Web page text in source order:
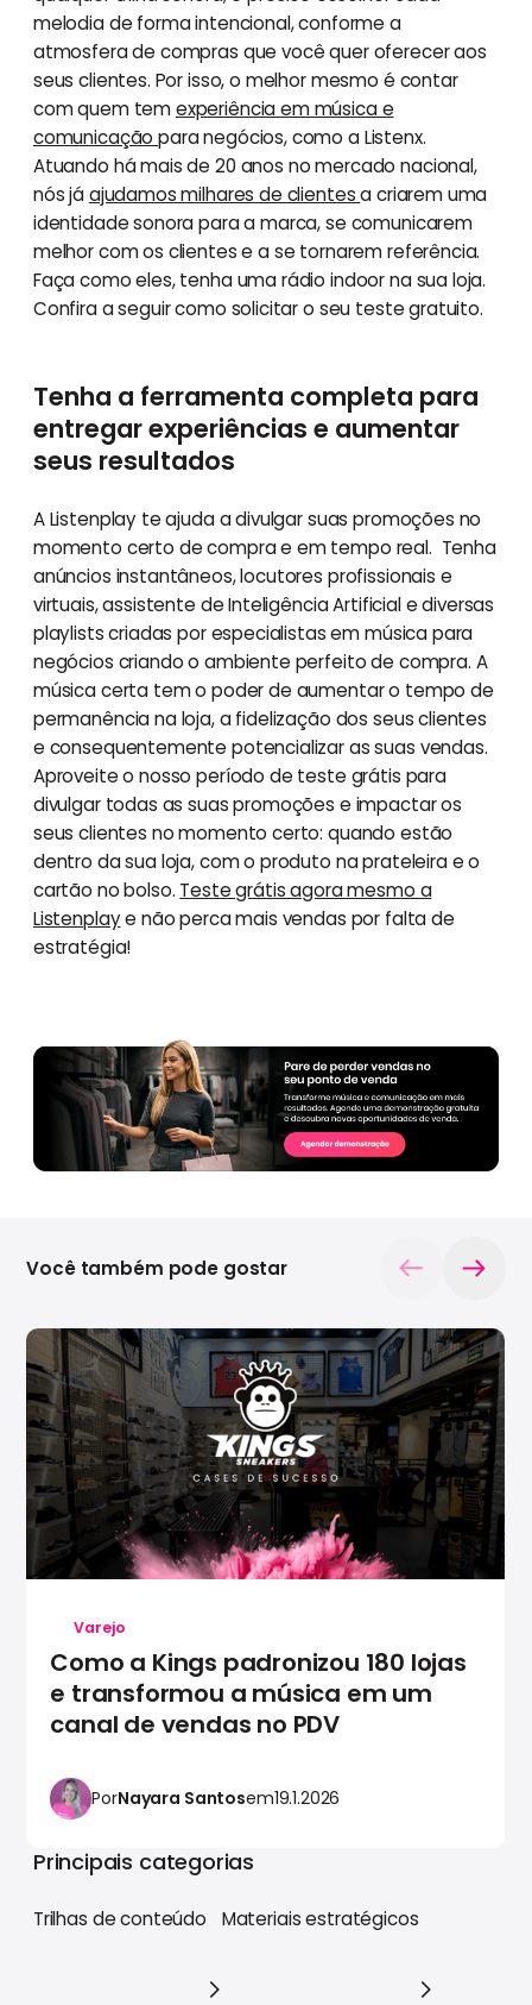
melodia de forma intencional, conforme a
atmosfera de compras que você quer oferecer aos
seus clientes. Por isso, o melhor mesmo é contar
com quem temexperiência em música e
comunicaçãopara negócios, como a Listenx.
Atuando há mais de 20 anos no mercado nacional,
nós jáajudamos milhares de clientesa criarem uma
identidade sonora para a marca, se comunicarem
melhor com os clientes e a se tornarem referência.
Faça como eles, tenha uma rádio indoor na sua loja.
Confira a seguir como solicitar o seu teste gratuito.
Tenha a ferramenta completa para
entregar experiências e aumentar
seus resultados
A Listenplay te ajuda a divulgar suas promoções no
momento certo de compra e em tempo real. Tenha
anúncios instantâneos, locutores profissionais e
virtuais, assistente de Inteligência Artificial e diversas
playlists criadas por especialistas em música para
negócios criando o ambiente perfeito de compra. A
música certa tem o poder de aumentar o tempo de
permanência na loja, a fidelização dos seus clientes
e consequentemente potencializar as suas vendas.
Aproveite o nosso período de teste grátis para
divulgar todas as suas promoções e impactar os
seus clientes no momento certo: quando estão
dentro da sua loja, com o produto na prateleira e o
cartão no bolso. Teste grátis agora mesmo a
Listenplaye não perca mais vendas por falta de
estratégia!
Varejo
Como a Kings padronizou 180 lojas
e transformou a música em um
canal de vendas no PDV
PorNayara Santosem19.1.2026
Você também pode gostar
Principais categorias
Trilhas de conteúdo Materiais estratégicos